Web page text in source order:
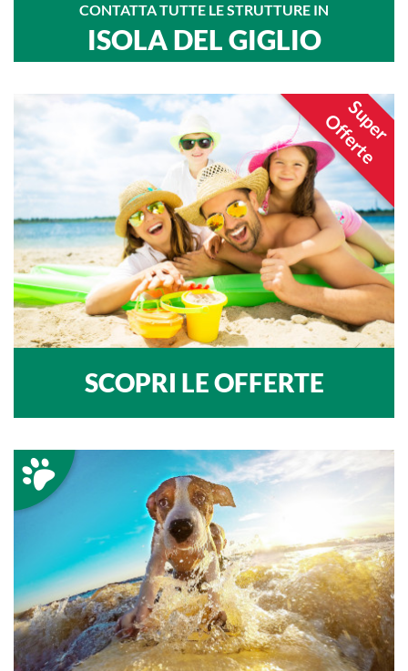
CONTATTA TUTTE LE STRUTTURE IN
ISOLA DEL GIGLIO
Super
Offerte
SCOPRI LE OFFERTE